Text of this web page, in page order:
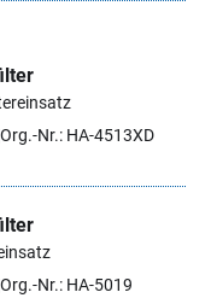
Org.-Nr.: HA-4513XD
Org.-Nr.: HA-5019